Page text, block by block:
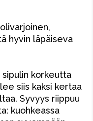
hyvin läpäiseva
korkeutta
siis kaksi kertaa
Syvyys riippuu
kuohkeassa